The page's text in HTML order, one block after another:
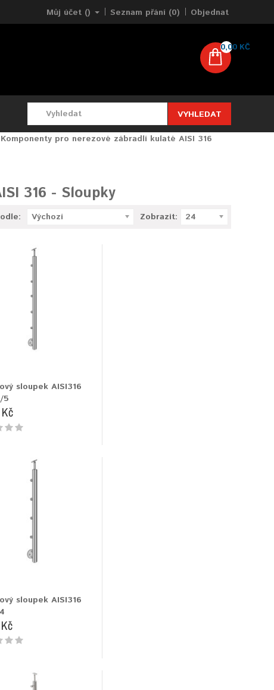
Můj účet () Seznam přání (0) Objednat
0,00 KČ
VYHLEDAT
Komponenty pro nerezové zábradlí kulaté AISI 316
316 - Sloupky
Výchozí Zobrazit: 24
sloupek AISI316
5
sloupek AISI316